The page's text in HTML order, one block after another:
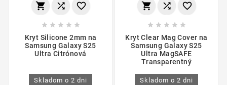
  
    
Kryt Silicone 2mm na
Samsung Galaxy S25
Ultra Citrónová
Skladom o 2 dni
  
    
Kryt Clear Mag Cover na
Samsung Galaxy S25
Ultra MagSAFE
Transparentný
Skladom o 2 dni